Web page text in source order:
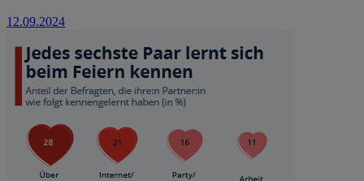
12.09.2024